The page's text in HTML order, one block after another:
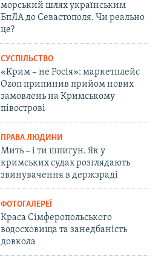
морський шлях українським
БпЛА до Севастополя. Чи реально
це?
СУСПІЛЬСТВО
«Крим – не Росія»: маркетплейс
Ozon припинив прийом нових
замовлень на Кримському
півострові
ПРАВА ЛЮДИНИ
Мить – і ти шпигун. Як у
кримських судах розглядають
звинувачення в держзраді
ФОТОГАЛЕРЕЇ
Краса Сімферопольського
водосховища та занедбаність
довкола